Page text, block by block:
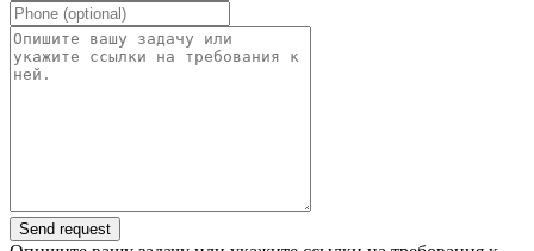
Send request